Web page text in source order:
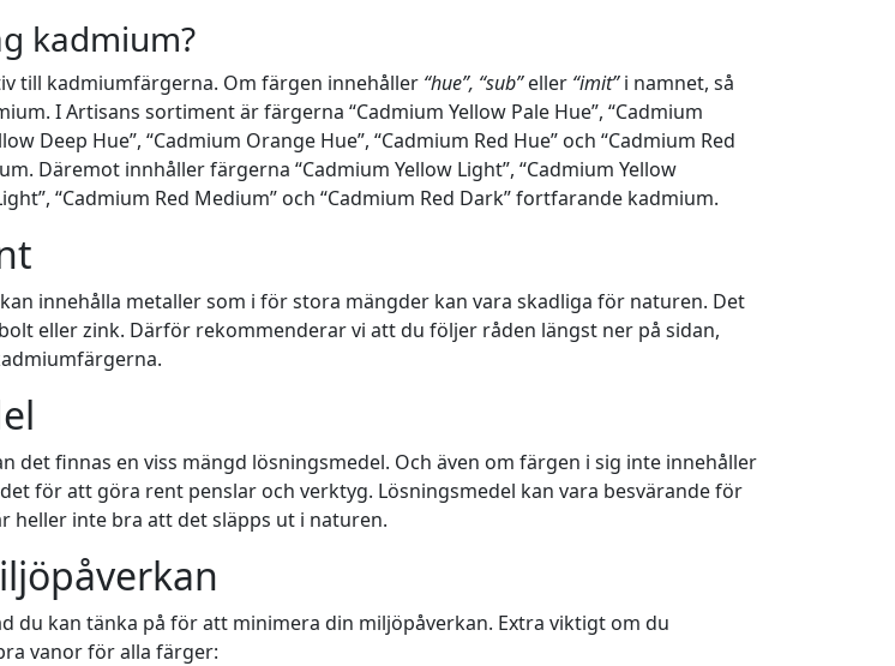
kadmium?
till kadmiumfärgerna. Om färgen innehåller “hue”, “sub”eller “imit”i namnet, så
I Artisans sortiment är färgerna “Cadmium Yellow Pale Hue”, “Cadmium
Deep Hue”, “Cadmium Orange Hue”, “Cadmium Red Hue” och “Cadmium Red
Däremot innhåller färgerna “Cadmium Yellow Light”, “Cadmium Yellow
“Cadmium Red Medium” och “Cadmium Red Dark” fortfarande kadmium.
innehålla metaller som i för stora mängder kan vara skadliga för naturen. Det
eller zink. Därför rekommenderar vi att du följer råden längst ner på sidan,
det finnas en viss mängd lösningsmedel. Och även om färgen i sig inte innehåller
för att göra rent penslar och verktyg. Lösningsmedel kan vara besvärande för
heller inte bra att det släpps ut i naturen.
du kan tänka på för att minimera din miljöpåverkan. Extra viktigt om du
vanor för alla färger: